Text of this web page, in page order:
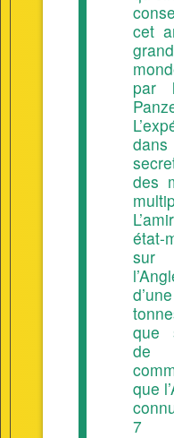
cet
par
des
état-
sur
que
de
que
7